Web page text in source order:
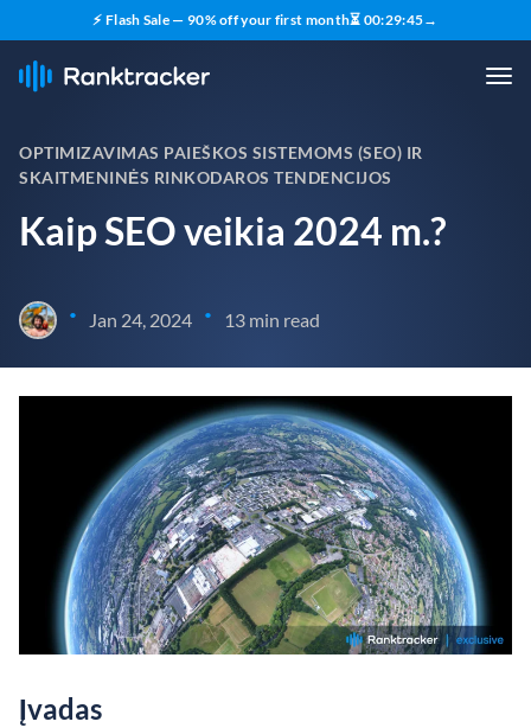
⚡ Flash Sale — 90% off your first month⏳ 00:29:44→
OPTIMIZAVIMAS PAIEŠKOS SISTEMOMS (SEO) IR
SKAITMENINĖS RINKODAROS TENDENCIJOS
Kaip SEO veikia 2024 m.?
• Jan 24, 2024 • 13 min read
Įvadas